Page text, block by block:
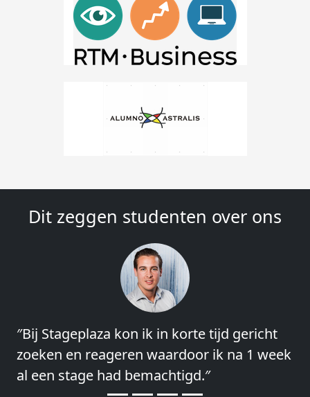
Dit zeggen studenten over ons
″Bij Stageplaza kon ik in korte tijd gericht
zoeken en reageren waardoor ik na 1 week
al een stage had bemachtigd.″
″Vooral de snelheid en de betrokkenheid
van het regelen en contact leggen vond ik
erg goed.″